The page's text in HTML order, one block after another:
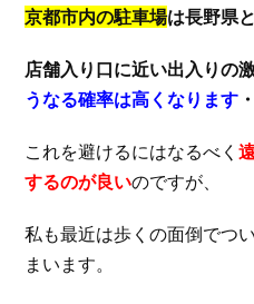
京都市内の駐車場は長野県
店舗入り口に近い出入りの
うなる確率は高くなります
これを避けるにはなるべく
するのが良いのですが、
私も最近は歩くの面倒でつ
まいます。